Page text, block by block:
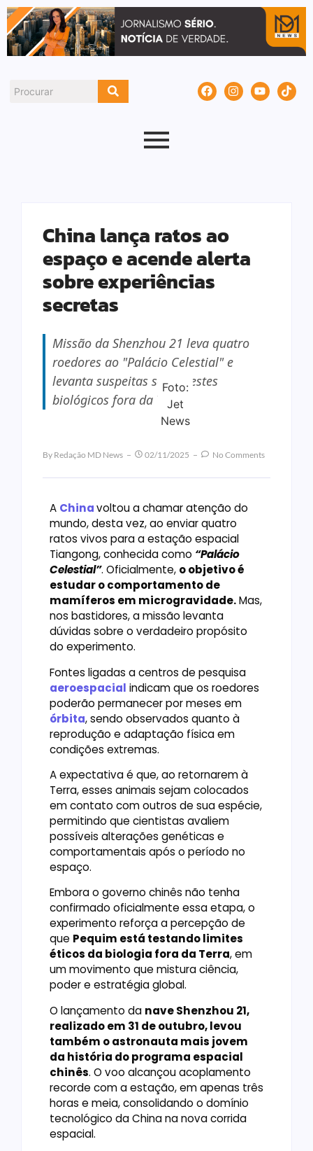
China lança ratos ao
espaço e acende alerta
sobre experiências
secretas
Missão da Shenzhou 21 leva quatro
roedores ao "Palácio Celestial" e
levanta suspeitas sobre testes
biológicos fora da Terra
Foto:
Jet
News
By Redação MD News 02/11/2025 No Comments
A Chinavoltou a chamar atenção do
mundo, desta vez, ao enviar quatro
ratos vivos para a estação espacial
Tiangong, conhecida como “Palácio
Celestial”. Oficialmente, o objetivo é
estudar o comportamento de
mamíferos em microgravidade.Mas,
nos bastidores, a missão levanta
dúvidas sobre o verdadeiro propósito
do experimento.
Fontes ligadas a centros de pesquisa
aeroespacial indicam que os roedores
poderão permanecer por meses em
órbita, sendo observados quanto à
reprodução e adaptação física em
condições extremas.
A expectativa é que, ao retornarem à
Terra, esses animais sejam colocados
em contato com outros de sua espécie,
permitindo que cientistas avaliem
possíveis alterações genéticas e
comportamentais após o período no
espaço.
Embora o governo chinês não tenha
confirmado oficialmente essa etapa, o
experimento reforça a percepção de
que Pequim está testando limites
éticos da biologia fora da Terra, em
um movimento que mistura ciência,
poder e estratégia global.
O lançamento da nave Shenzhou 21,
realizado em 31 de outubro, levou
também o astronauta mais jovem
da história do programa espacial
chinês. O voo alcançou acoplamento
recorde com a estação, em apenas três
horas e meia, consolidando o domínio
tecnológico da China na nova corrida
espacial.